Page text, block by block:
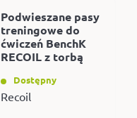
Podwieszane pasy
treningowe do
ćwiczeń BenchK
RECOIL z torbą
Dostępny
Recoil